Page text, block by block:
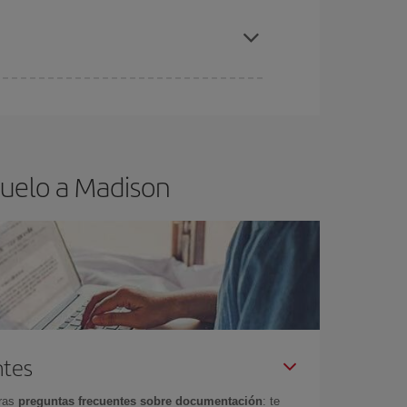
a Madison
preguntas frecuentes sobre documentación: te